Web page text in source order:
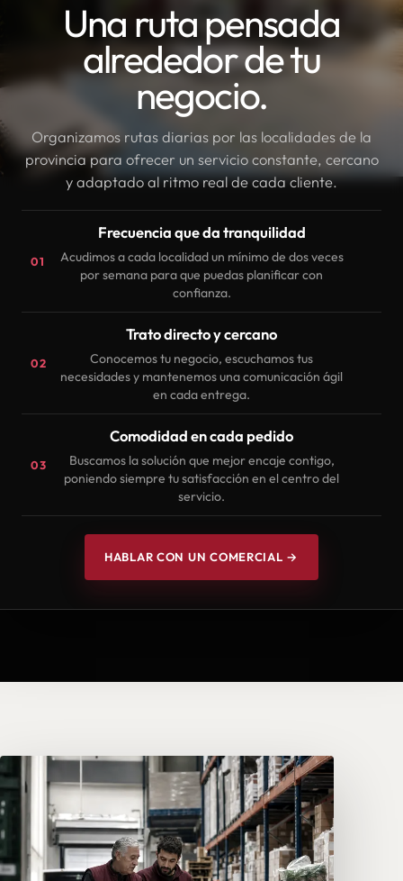
Una ruta pensada
alrededor de tu
negocio.
Organizamos rutas diarias por las localidades de la
provincia para ofrecer un servicio constante, cercano
y adaptado al ritmo real de cada cliente.
01
Frecuencia que da tranquilidad
Acudimos a cada localidad un mínimo de dos veces
por semana para que puedas planificar con
confianza.
02
Trato directo y cercano
Conocemos tu negocio, escuchamos tus
necesidades y mantenemos una comunicación ágil
en cada entrega.
03
Comodidad en cada pedido
Buscamos la solución que mejor encaje contigo,
poniendo siempre tu satisfacción en el centro del
servicio.
HABLAR CON UN COMERCIAL →